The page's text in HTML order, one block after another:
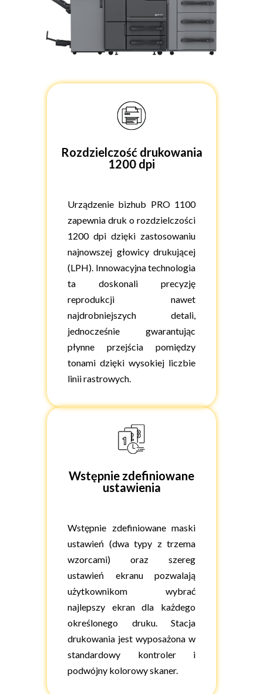
Rozdzielczość drukowania
1200 dpi
Urządzenie bizhub PRO 1100
zapewnia druk o rozdzielczości
1200 dpi dzięki zastosowaniu
najnowszej głowicy drukującej
(LPH). Innowacyjna technologia
ta doskonali precyzję
reprodukcji nawet
najdrobniejszych detali,
jednocześnie gwarantując
płynne przejścia pomiędzy
tonami dzięki wysokiej liczbie
linii rastrowych.
Wstępnie zdefiniowane
ustawienia
Wstępnie zdefiniowane maski
ustawień (dwa typy z trzema
wzorcami) oraz szereg
ustawień ekranu pozwalają
użytkownikom wybrać
najlepszy ekran dla każdego
określonego druku. Stacja
drukowania jest wyposażona w
standardowy kontroler i
podwójny kolorowy skaner.